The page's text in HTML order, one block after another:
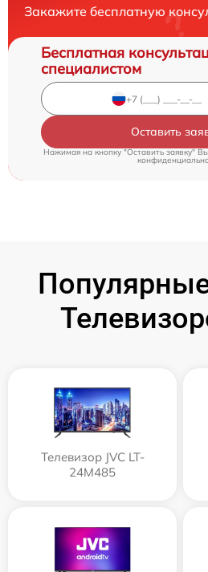
Закажите бесплатную
Бесплатная
специалистом
Оставить
Нажимая на кнопку "Оставить заявку"
Телевизор JVC LT-
24M485